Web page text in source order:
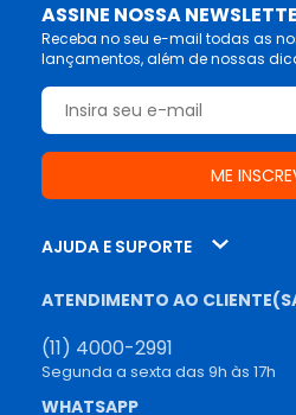
ASSINE NOSSA
Receba no seu e-mail todas as
lançamentos, além de nossas
AJUDA E SUPORTE
ATENDIMENTO AO
(11) 4000-2991
Segunda a sexta das 9h às 17h
WHATSAPP